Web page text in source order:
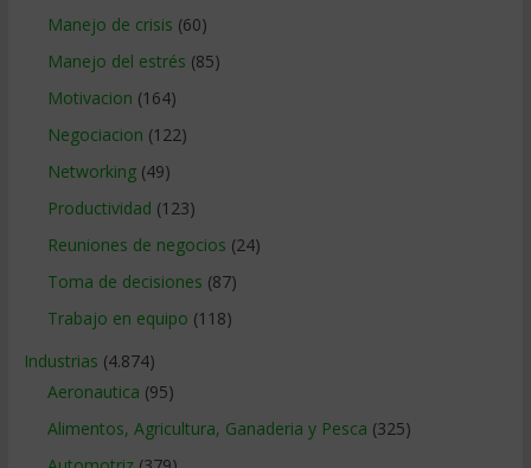
Manejo de crisis (60)
Manejo del estrés (85)
Motivacion (164)
Negociacion (122)
Networking(49)
Productividad (123)
Reuniones de negocios (24)
Toma de decisiones (87)
Trabajo en equipo (118)
Industrias (4.874)
Aeronautica (95)
Alimentos, Agricultura, Ganaderia y Pesca (325)